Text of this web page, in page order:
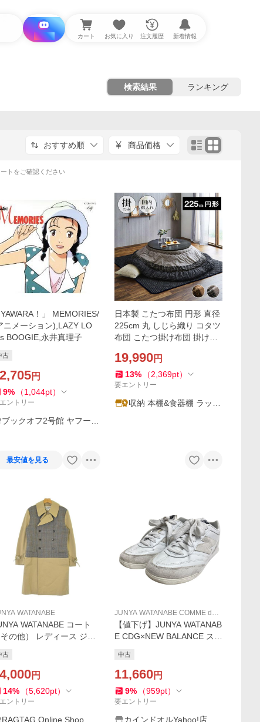
i と探す カート お気に入り 注文履歴 新着情報
検索結果 ランキング
おすすめ順 商品価格
トをご確認ください
YAWARA！」 MEMORIES/
ニメーション),LAZY LO
BOOGIE,永井真理子
古
円
9% （1,044pt）
ントリー
ブックオフ2号館 ヤフーシ
最安値を見る
日本製 こたつ布団 円形 直径
225cm 丸 しじら織り コタツ
布団 こたつ掛け布団 掛け布
おしゃれ こたつカバー シン
プル 洗える
19,990円
13% （2,369pt）
要エントリー
収納 本棚&食器棚 ラック
WATANABE
WATANABE コート
その他） レディース ジュ
古
円
14% （5,620pt）
ントリー
RAGTAG Online Shop
JUNYA WATANABE COMME des
GARCONS
【値下げ】JUNYA WATANAB
E CDG×NEW BALANCE スニ
サイズ：23cm (京都店)
中古
11,660円
9% （959pt）
要エントリー
カインドオルYahoo!店